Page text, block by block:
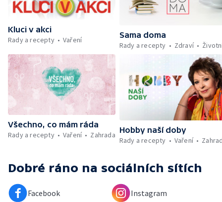
Počasí + Zprávy — Mezinárodní folklórní
maso, vejce, mléčné výrobky a luštěniny —
Kniha veselých říkanek Hrátky se zvířátky —
Umělecký festival Pohoda 2026 —
Vyhodnocení ankety + ČT tipy —
Vyhodnocení divácké soutěže — Práce
záchranářů v létě
Kluci v akci
Rady a recepty
Vaření
Sama doma
Rady a recepty
Zdraví
Všechno, co mám ráda
Rady a recepty
Vaření Zahrada
Hobby naší doby
Rady a recepty
Vaření
Dobré ráno na sociálních sítích
Facebook Instagram